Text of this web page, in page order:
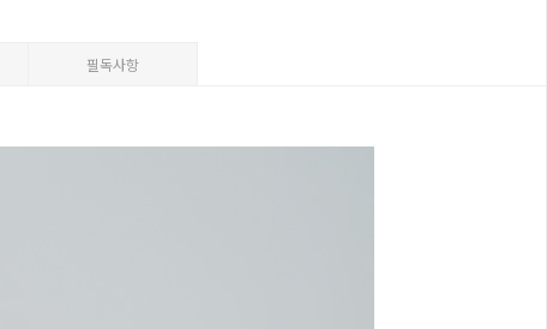
필독사항